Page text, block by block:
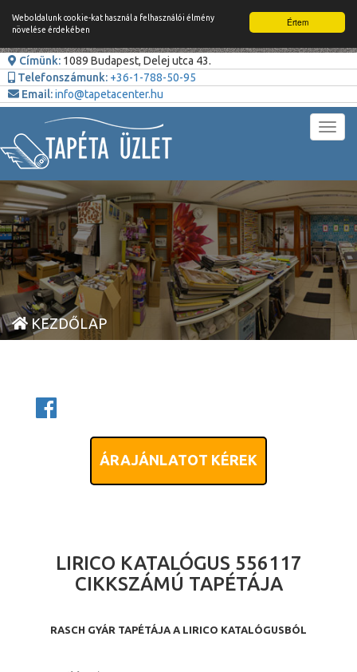
Értem
Weboldalunk cookie-kat használ a felhasználói élmény
növelése érdekében
Címünk: 1089 Budapest, Delej utca 43.
Telefonszámunk: +36-1-788-50-95
Email:info@tapetacenter.hu
KEZDŐLAP
ÁRAJÁNLATOT KÉREK
LIRICO KATALÓGUS 556117
CIKKSZÁMÚ TAPÉTÁJA
RASCH GYÁR TAPÉTÁJA A LIRICO KATALÓGUSBÓL